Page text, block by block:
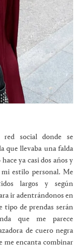
social donde se
que llevaba una falda
ya casi dos años y
estilo personal. Me
largos y según
ir adentrándonos en
tipo de prendas serán
que me parece
de cuero negra
me encanta combinar